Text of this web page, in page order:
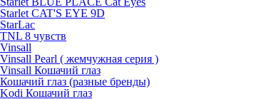
Starlet CAT'S EYE 9D
StarLac
TNL 8 чувств
Vinsall
Vinsall Pearl ( жемчужная серия )
Vinsall Кошачий глаз
Кошачий глаз (разные бренды)
Kodi Кошачий глаз